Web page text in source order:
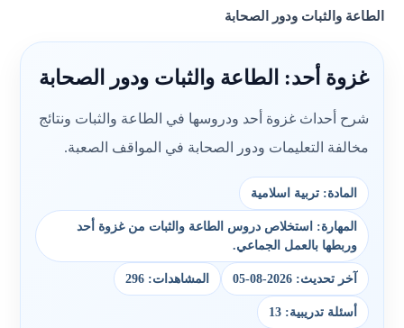
الطاعة والثبات ودور الصحابة
غزوة أحد: الطاعة والثبات ودور الصحابة
شرح أحداث غزوة أحد ودروسها في الطاعة والثبات ونتائج
مخالفة التعليمات ودور الصحابة في المواقف الصعبة.
المادة: تربية اسلامية
المهارة: استخلاص دروس الطاعة والثبات من غزوة أحد
وربطها بالعمل الجماعي.
آخر تحديث: 2026-08-05 المشاهدات: 296
أسئلة تدريبية: 13